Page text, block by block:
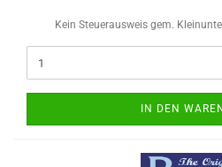
Kein Steuerausweis gem.
IN DEN